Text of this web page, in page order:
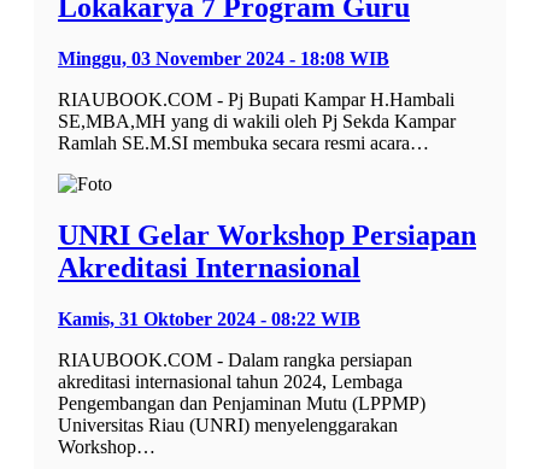
Lokakarya 7 Program Guru
Minggu, 03 November 2024 - 18:08 WIB
RIAUBOOK.COM - Pj Bupati Kampar H.Hambali
SE,MBA,MH yang di wakili oleh Pj Sekda Kampar
Ramlah SE.M.SI membuka secara resmi acara…
UNRI Gelar Workshop Persiapan
Akreditasi Internasional
Kamis, 31 Oktober 2024 - 08:22 WIB
RIAUBOOK.COM - Dalam rangka persiapan
akreditasi internasional tahun 2024, Lembaga
Pengembangan dan Penjaminan Mutu (LPPMP)
Universitas Riau (UNRI) menyelenggarakan
Workshop…